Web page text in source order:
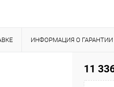
ИНФОРМАЦИЯ О ГАРАНТИИ
11